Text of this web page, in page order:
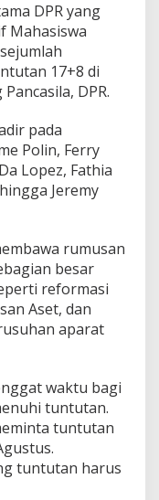
DPR yang
Mahasiswa
17+8 di
DPR.
pada
Polin, Ferry
Lopez, Fathia
Jeremy
rumusan
besar
reformasi
Aset, dan
aparat
waktu bagi
tuntutan.
tuntutan
tuntutan harus